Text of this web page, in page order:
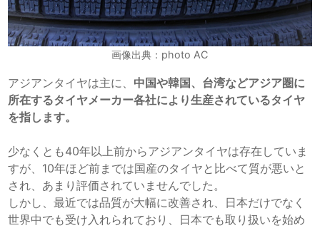
画像出典：photo AC
アジアンタイヤは主に、 中国や韓国、台湾などアジア圏に
所在するタイヤメーカー各社により生産されているタイヤ
を指します。
少なくとも40年以上前からアジアンタイヤは存在していま
すが、10年ほど前までは国産のタイヤと比べて質が悪いと
され、あまり評価されていませんでした。
しかし、最近では品質が大幅に改善され、日本だけでなく
世界中でも受け入れられており、日本でも取り扱いを始め